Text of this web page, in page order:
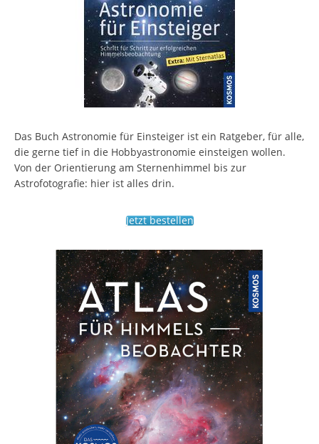
Das Buch Astronomie für Einsteiger ist ein Ratgeber, für alle,
die gerne tief in die Hobbyastronomie einsteigen wollen.
Von der Orientierung am Sternenhimmel bis zur
Astrofotografie: hier ist alles drin.
Jetzt bestellen